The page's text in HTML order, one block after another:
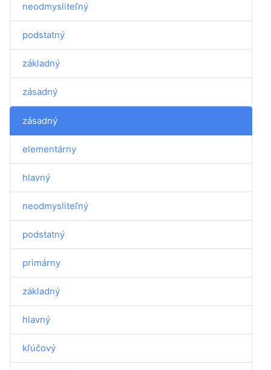
neodmysliteľný
podstatný
základný
zásadný
zásadný
elementárny
hlavný
neodmysliteľný
podstatný
primárny
základný
hlavný
kľúčový